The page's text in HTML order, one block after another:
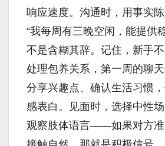
响应速度。沟通时，用事实
“我每周有三晚空闲，能提供
不是含糊其辞。记住，新手
处理包养关系，第一周的聊天
分享兴趣点、确认生活习惯
感表白。见面时，选择中性
观察肢体语言——如果对方准